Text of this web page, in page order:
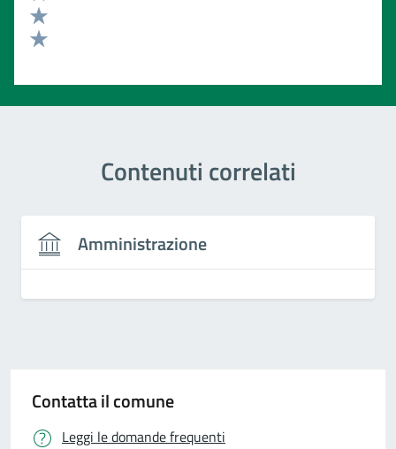
Valuta 3 stelle su 5
Valuta 2 stelle su 5
Contenuti correlati
Amministrazione
Contatta il comune
Leggi le domande frequenti